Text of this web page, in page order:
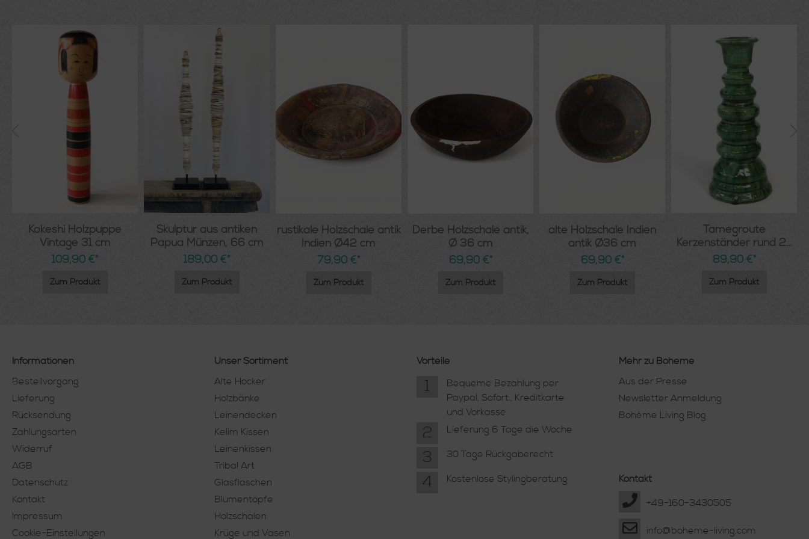
Kokeshi Holzpuppe
Vintage 31 cm
109,90 €*
Zum Produkt
Skulptur aus antiken
Papua Münzen, 66 cm
189,00 €*
Zum Produkt
rustikale Holzschale antik
Indien Ø42 cm
79,90 €*
Zum Produkt
Derbe Holzschale antik,
Ø 36 cm
69,90 €*
Zum Produkt
alte Holzschale Indien
antik Ø36 cm
69,90 €*
Zum Produkt
Tamegroute
Kerzenständer rund 27
cm
89,90 €*
Zum Produkt
Informationen
Bestellvorgang
Lieferung
Rücksendung
Zahlungsarten
Widerruf
AGB
Datenschutz
Kontakt
Impressum
Cookie-Einstellungen
Unser Sortiment
Alte Hocker
Holzbänke
Leinendecken
Kelim Kissen
Leinenkissen
Tribal Art
Glasflaschen
Blumentöpfe
Holzschalen
Krüge und Vasen
Vorteile
1
Bequeme Bezahlung per
Paypal, Sofort., Kreditkarte
und Vorkasse
2 Lieferung 6 Tage die Woche
3 30 Tage Rückgaberecht
4 Kostenlose Stylingberatung
Mehr zu Boheme
Aus der Presse
Newsletter Anmeldung
Bohème Living Blog
Kontakt
+49-160-3430505
info@boheme-living.com